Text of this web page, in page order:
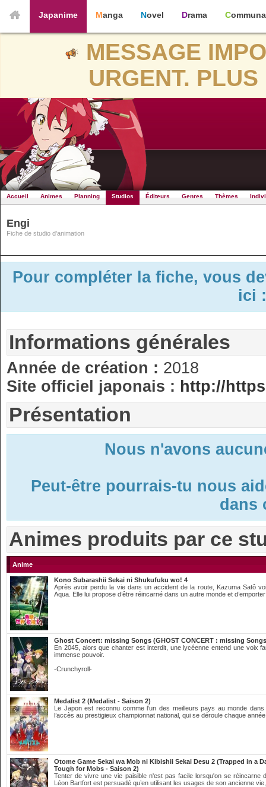
Japanime Manga Novel Drama
MESSAGE
URGENT.
Accueil Animes Planning Studios Éditeurs Genres Thèmes
Engi
Fiche de studio d'animation
Pour compléter la fiche, vous
ici
Informations générales
Année de création : 2018
Site officiel japonais : http://
Présentation
Nous n'avons
Peut-être pourrais-tu nous
dans
Animes produits par ce
Anime
Kono Subarashii Sekai ni Shukufuku wo! 4
Après avoir perdu la vie dans un accident de la route, Kazuma Satô
Aqua. Elle lui propose d’être réincarné dans un autre monde et
Ghost Concert: missing Songs (GHOST CONCERT : missing
En 2045, alors que chanter est interdit, une lycéenne entend une voix
immense pouvoir.
-Crunchyroll-
Medalist 2 (Medalist - Saison 2)
Le Japon est reconnu comme l’un des meilleurs pays au monde
l’accès au prestigieux championnat national, qui se déroule chaque
Otome Game Sekai wa Mob ni Kibishii Sekai Desu 2 (Trapped in a
Tough for Mobs - Saison 2)
Tenter de vivre une vie paisible n'est pas facile lorsqu'on se réincarne
Léon Bartfort est persuadé qu’en utilisant les usages de son ancienne